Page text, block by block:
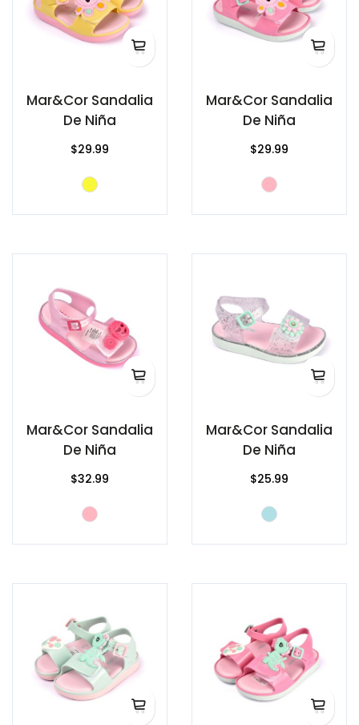
Mar&Cor Sandalia
De Niña
$29.99
Mar&Cor Sandalia
De Niña
$29.99
Mar&Cor Sandalia
De Niña
$32.99
Mar&Cor Sandalia
De Niña
$25.99